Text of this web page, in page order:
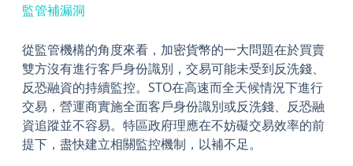
監管補漏洞
從監管機構的角度來看，加密貨幣的一大問題在於買賣
雙方沒有進行客戶身份識別，交易可能未受到反洗錢、
反恐融資的持續監控。STO在高速而全天候情況下進行
交易，營運商實施全面客戶身份識別或反洗錢、反恐融
資追蹤並不容易。特區政府理應在不妨礙交易效率的前
提下，盡快建立相關監控機制，以補不足。